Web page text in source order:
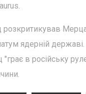
ядерній
в російську